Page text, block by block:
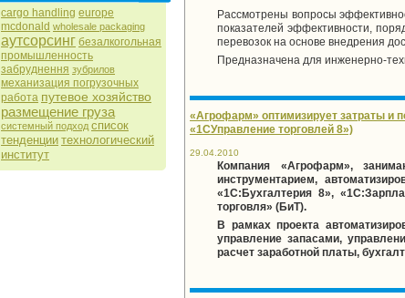
cargo handling europe
mcdonald wholesale packaging
аутсорсинг безалкогольная
промышленность
забруднення зубрилов
механизация погрузочных
работа путевое хозяйство
размещение груза
системный подход список
тенденции технологический
институт
Рассмотрены вопросы
показателей эффективности,
перевозок на основе внедрения
Предназначена для инженерно-
«Агрофарм» оптимизирует затраты и
«1СУправление торговлей 8»)
29.04.2010
Компания «Агрофарм»,
инструментарием,
«1С:Бухгалтерия 8»,
торговля» (БиТ).
В рамках проекта
управление запасами,
расчет заработной платы,